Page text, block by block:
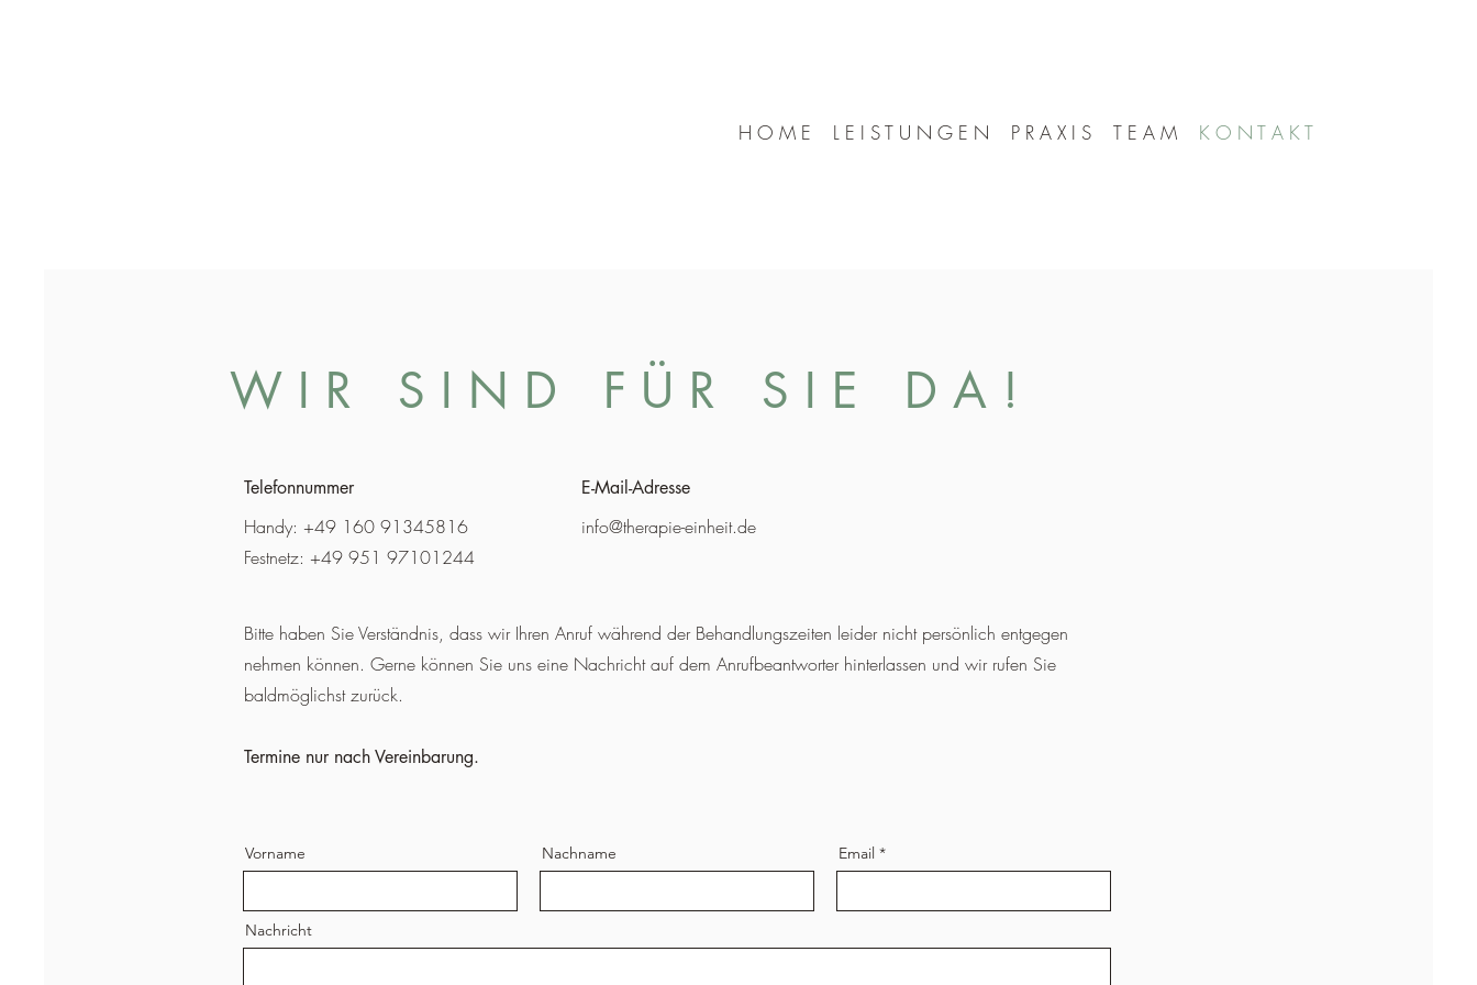
H O M E L E I S T U N G E N P R A X I S T E A M K O N T A K T
W I R S I N D F Ü R S I E D A !
Telefonnummer
Handy: +49 160 91345816
Festnetz: +49 951 97101244
E-Mail-Adresse
info@therapie-einheit.de
Bitte haben Sie Verständnis, dass wir Ihren Anruf während der Behandlungszeiten leider nicht persönlich entgegen
nehmen können. Gerne können Sie uns eine Nachricht auf dem Anrufbeantworter hinterlassen und wir rufen Sie
baldmöglichst zurück.
Termine nur nach Vereinbarung.
Vorname Nachname Email
Nachricht